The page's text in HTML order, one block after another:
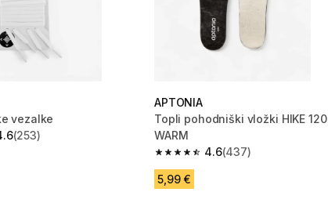
vezalke
from 253 ocene
(253)
APTONIA
Topli pohodniški vložki HIKE 120
WARM
4.6
4.6 od 5 zvezdic from 437 ocene
(437)
5,99 €